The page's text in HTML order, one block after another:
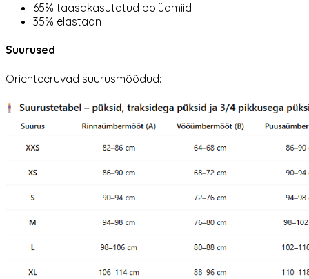
65% taasakasutatud polüamiid
35% elastaan
Suurused
Orienteeruvad suurusmõõdud: